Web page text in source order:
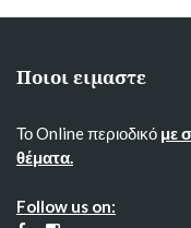
Ποιοι ειμαστε
Το Online περιοδικό με
θέματα.
Follow us on: